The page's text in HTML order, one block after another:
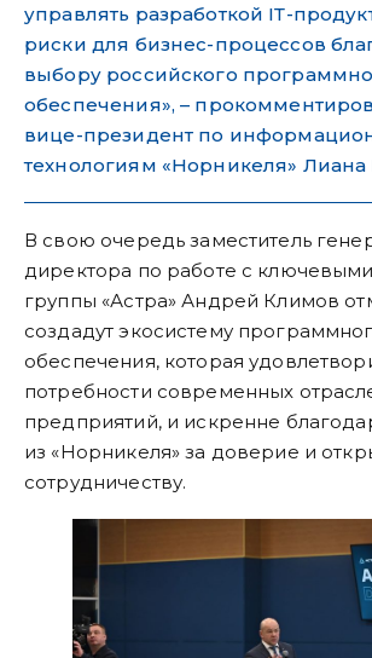
управлять разработкой IТ-
риски для бизнес-процессов
выбору российского
обеспечения», –
вице-президент по
технологиям «Норникеля»
В свою очередь заместитель
директора по работе с
группы «Астра» Андрей Климов
создадут экосистему
обеспечения, которая
потребности современных
предприятий, и искренне
из «Норникеля» за доверие и
сотрудничеству.